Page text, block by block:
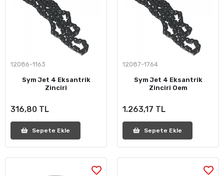
12086-1163
Sym Jet 4 Eksantrik
Zinciri
316,80 TL
Sepete Ekle
12087-1764
Sym Jet 4 Eksantrik
Zinciri Oem
1.263,17 TL
Sepete Ekle